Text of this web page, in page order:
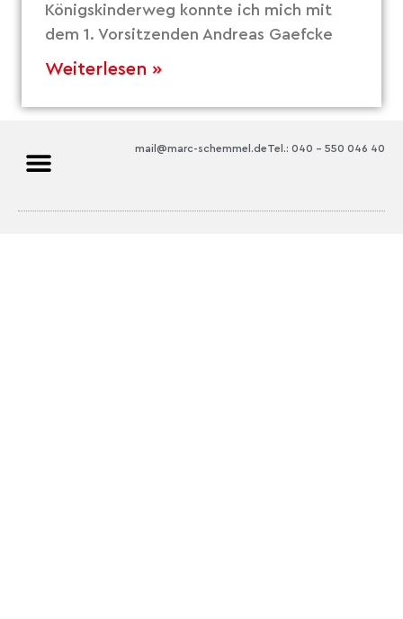
Königskinderweg konnte ich mich mit
dem 1. Vorsitzenden Andreas Gaefcke
Weiterlesen »
Tel.: 040 – 550 046 40
mail@marc-schemmel.de